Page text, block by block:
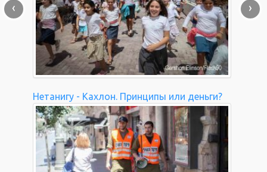
Нетанигу - Кахлон. Принципы или деньги?
‹ ›